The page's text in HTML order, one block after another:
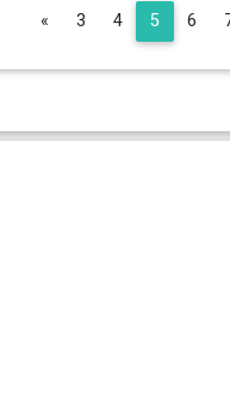
« Previous
3 4 5 6